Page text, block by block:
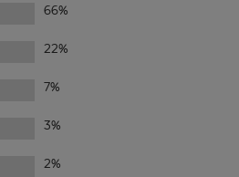
66%
22%
7%
3%
2%